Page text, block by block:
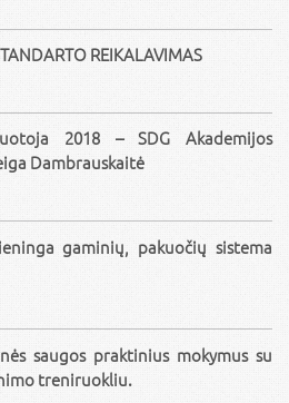
REIKALAVIMAS
2018 – SDG Akademijos
Dambrauskaitė
gaminių, pakuočių sistema
saugos praktinius mokymus su
treniruokliu.